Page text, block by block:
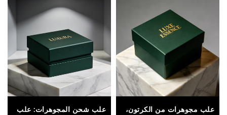
علب مجوهرات من الكرتون،
علب شحن المجوهرات: علب